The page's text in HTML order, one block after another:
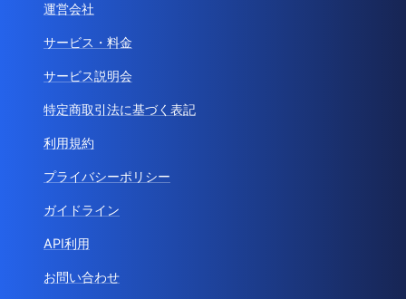
運営会社
サービス・料金
サービス説明会
特定商取引法に基づく表記
利用規約
プライバシーポリシー
ガイドライン
API利用
お問い合わせ